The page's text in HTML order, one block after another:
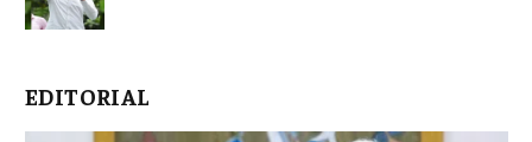
EDITORIAL